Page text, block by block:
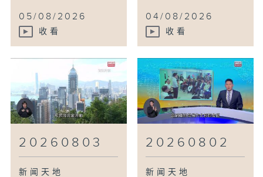
05/08/2026
收看
04/08/2026
收看
20260803
新闻天地
20260802
新闻天地